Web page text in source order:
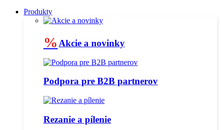
Produkty
% Akcie a novinky
Podpora pre B2B partnerov
Rezanie a pílenie